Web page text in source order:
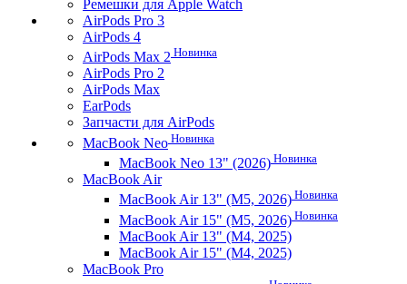
Ремешки для Apple Watch
AirPods Pro 3
AirPods 4
AirPods Max 2 Новинка
AirPods Pro 2
AirPods Max
EarPods
Запчасти для AirPods
MacBook Neo Новинка
MacBook Neo 13" (2026) Новинка
MacBook Air
MacBook Air 13" (M5, 2026) Новинка
MacBook Air 15" (M5, 2026) Новинка
MacBook Air 13" (M4, 2025)
MacBook Air 15" (M4, 2025)
MacBook Pro